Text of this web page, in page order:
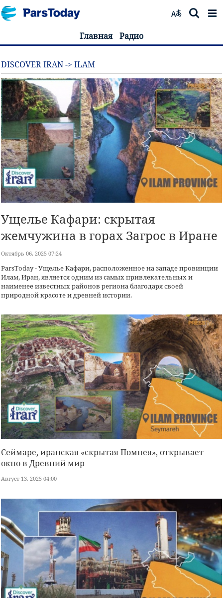
Главная Радио
DISCOVER IRAN -> ILAM
Ущелье Кафари: скрытая
жемчужина в горах Загрос в Иране
Октябрь 06, 2025 07:24
ParsToday - Ущелье Кафари, расположенное на западе провинции
Илам, Иран, является одним из самых привлекательных и
наименее известных районов региона благодаря своей
природной красоте и древней истории.
Сеймаре, иранская «скрытая Помпея», открывает
окно в Древний мир
Август 13, 2025 04:00